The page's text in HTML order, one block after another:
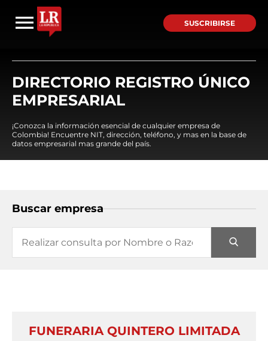
SUSCRIBIRSE
DIRECTORIO REGISTRO ÚNICO
EMPRESARIAL
¡Conozca la información esencial de cualquier empresa de
Colombia! Encuentre NIT, dirección, teléfono, y mas en la base de
datos empresarial mas grande del país.
Buscar empresa
FUNERARIA QUINTERO LIMITADA